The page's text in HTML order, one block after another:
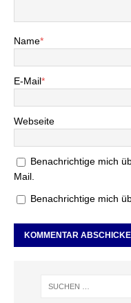
Name*
E-Mail*
Webseite
Benachrichtige mich
Mail.
Benachrichtige mich